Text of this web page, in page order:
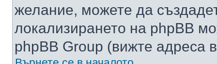
желание, можете да
локализирането на phpBB
phpBB Group (вижте адреса